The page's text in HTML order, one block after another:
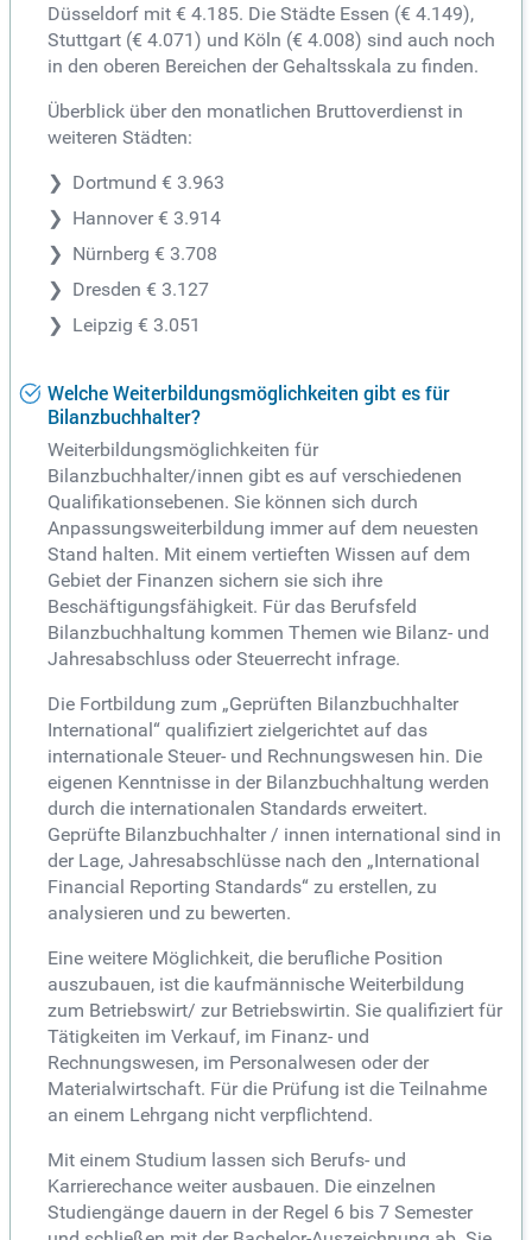
Düsseldorf mit € 4.185. Die Städte Essen (€ 4.149),
Stuttgart (€ 4.071) und Köln (€ 4.008) sind auch noch
in den oberen Bereichen der Gehaltsskala zu finden.
Überblick über den monatlichen Bruttoverdienst in
weiteren Städten:
Dortmund € 3.963
Hannover € 3.914
Nürnberg € 3.708
Dresden € 3.127
Leipzig € 3.051
Welche Weiterbildungsmöglichkeiten gibt es für
Bilanzbuchhalter?
Weiterbildungsmöglichkeiten für
Bilanzbuchhalter/innen gibt es auf verschiedenen
Qualifikationsebenen. Sie können sich durch
Anpassungsweiterbildung immer auf dem neuesten
Stand halten. Mit einem vertieften Wissen auf dem
Gebiet der Finanzen sichern sie sich ihre
Beschäftigungsfähigkeit. Für das Berufsfeld
Bilanzbuchhaltung kommen Themen wie Bilanz- und
Jahresabschluss oder Steuerrecht infrage.
Die Fortbildung zum „Geprüften Bilanzbuchhalter
International“ qualifiziert zielgerichtet auf das
internationale Steuer- und Rechnungswesen hin. Die
eigenen Kenntnisse in der Bilanzbuchhaltung werden
durch die internationalen Standards erweitert.
Geprüfte Bilanzbuchhalter / innen international sind in
der Lage, Jahresabschlüsse nach den „International
Financial Reporting Standards“ zu erstellen, zu
analysieren und zu bewerten.
Eine weitere Möglichkeit, die berufliche Position
auszubauen, ist die kaufmännische Weiterbildung
zum Betriebswirt/ zur Betriebswirtin. Sie qualifiziert für
Tätigkeiten im Verkauf, im Finanz- und
Rechnungswesen, im Personalwesen oder der
Materialwirtschaft. Für die Prüfung ist die Teilnahme
an einem Lehrgang nicht verpflichtend.
Mit einem Studium lassen sich Berufs- und
Karrierechance weiter ausbauen. Die einzelnen
Studiengänge dauern in der Regel 6 bis 7 Semester